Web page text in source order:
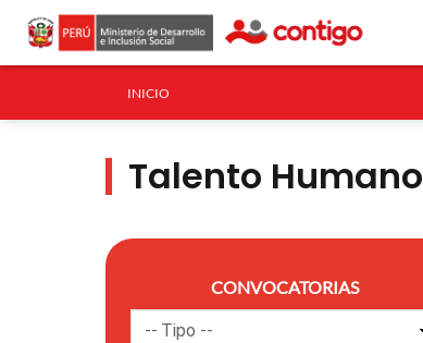
INICIO
Talento Humano
CONVOCATORIAS